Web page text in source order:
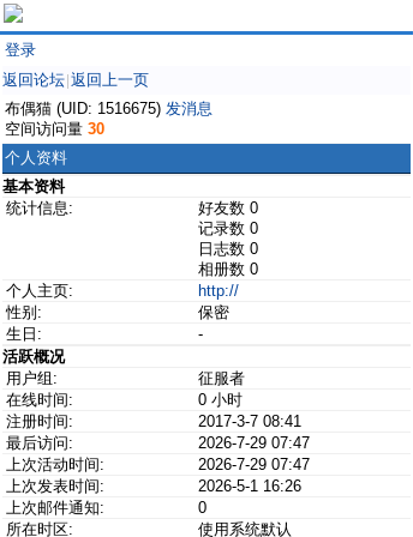
登录
返回论坛 返回上一页
布偶猫 (UID: 1516675) 发消息
空间访问量 30
个人资料
基本资料
统计信息:
好友数 0
记录数 0
日志数 0
相册数 0
个人主页:
http://
性别:
保密
生日:
-
活跃概况
用户组:
征服者
在线时间:
0 小时
注册时间:
2017-3-7 08:41
最后访问:
2026-7-29 07:47
上次活动时间:
2026-7-29 07:47
上次发表时间:
2026-5-1 16:26
上次邮件通知:
0
所在时区:
使用系统默认